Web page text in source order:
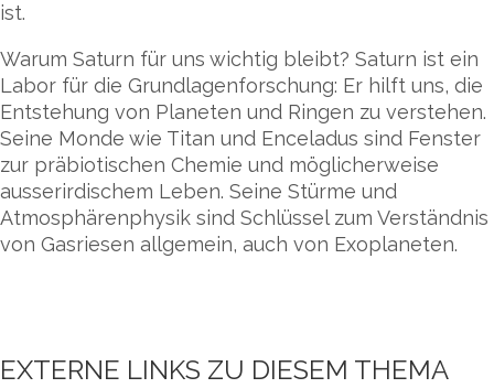
ist.
Warum Saturn für uns wichtig bleibt? Saturn ist ein
Labor für die Grundlagenforschung: Er hilft uns, die
Entstehung von Planeten und Ringen zu verstehen.
Seine Monde wie Titan und Enceladus sind Fenster
zur präbiotischen Chemie und möglicherweise
ausserirdischem Leben. Seine Stürme und
Atmosphärenphysik sind Schlüssel zum Verständnis
von Gasriesen allgemein, auch von Exoplaneten.
EXTERNE LINKS ZU DIESEM THEMA